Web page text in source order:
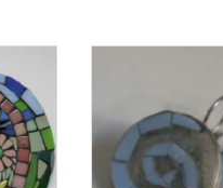
récent
plus
ancien